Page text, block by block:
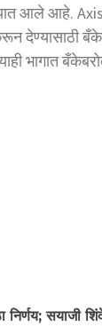
आले आहे.
देण्यासाठी
भागात
निर्णय; सयाजी